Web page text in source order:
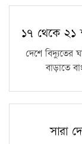
১৭ থেকে ২১
দেশে বিদ্যুতের
বাড়াতে
সারা